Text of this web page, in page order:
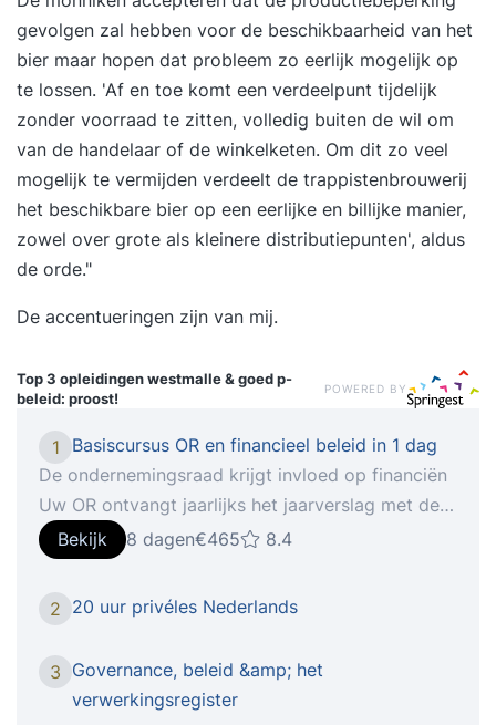
gevolgen zal hebben voor de beschikbaarheid van het
bier maar hopen dat probleem zo eerlijk mogelijk op
te lossen. 'Af en toe komt een verdeelpunt tijdelijk
zonder voorraad te zitten, volledig buiten de wil om
van de handelaar of de winkelketen. Om dit zo veel
mogelijk te vermijden verdeelt de trappistenbrouwerij
het beschikbare bier op een eerlijke en billijke manier,
zowel over grote als kleinere distributiepunten', aldus
de orde."
De accentueringen zijn van mij.
Top 3 opleidingenwestmalle & goed p-
beleid: proost!
POWERED BY
1
Basiscursus OR en financieel beleid in 1 dag
De ondernemingsraad krijgt invloed op financiën
Uw OR ontvangt jaarlijks het jaarverslag met de
financiële jaarrekening. Verder zijn de plannen
van de bestuurder financieel onderbouwd en
worden de kosten ieder jaar begroot. Uw
bestuurder wil hier graag met u over praten, maar
doorgronden. Dat valt voor veel OR-leden en
leden van financiële commissies niet mee. Met de
Bekijk 8 dagen€465 8.4
2 20 uur privéles Nederlands
3 Governance, beleid &amp; het
verwerkingsregister